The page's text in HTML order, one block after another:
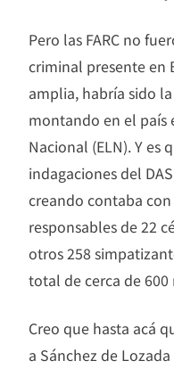
Pero las FARC no
criminal presente en
amplia, habría sido
montando en el país
Nacional (ELN). Y es
indagaciones del
creando contaba
responsables de 22
otros 258
total de cerca de 600
Creo que hasta acá
a Sánchez de